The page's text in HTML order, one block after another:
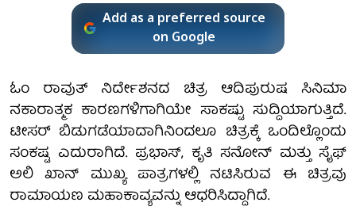
Add as a preferred source
on Google
ಓಂ ರಾವುತ್ ನಿರ್ದೇಶನದ ಚಿತ್ರ ಆದಿಪುರುಷ ಸಿನಿಮಾ
ನಕಾರಾತ್ಮಕ ಕಾರಣಗಳಿಗಾಗಿಯೇ ಸಾಕಷ್ಟು ಸುದ್ದಿಯಾಗುತ್ತಿದೆ.
ಟೀಸರ್ ಬಿಡುಗಡೆಯಾದಾಗಿನಿಂದಲೂ ಚಿತ್ರಕ್ಕೆ ಒಂದಿಲ್ಲೊಂದು
ಸಂಕಷ್ಟ ಎದುರಾಗಿದೆ. ಪ್ರಭಾಸ್, ಕೃತಿ ಸನೋನ್ ಮತ್ತು ಸೈಫ್
ಅಲಿ ಖಾನ್ ಮುಖ್ಯ ಪಾತ್ರಗಳಲ್ಲಿ ನಟಿಸಿರುವ ಈ ಚಿತ್ರವು
ರಾಮಾಯಣ ಮಹಾಕಾವ್ಯವನ್ನು ಆಧರಿಸಿದ್ದಾಗಿದೆ.